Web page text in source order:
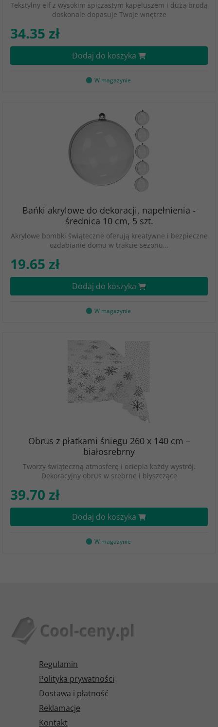
Tekstylny elf z wysokim spiczastym kapeluszem i dużą brodą
doskonale dopasuje Twoje wnętrze
34.35 zł
Dodaj do koszyka
W magazynie
Bańki akrylowe do dekoracji, napełnienia -
średnica 10 cm, 5 szt.
Akrylowe bombki świąteczne oferują kreatywne i bezpieczne
ozdabianie domu w trakcie sezonu…
19.65 zł
Dodaj do koszyka
W magazynie
Obrus z płatkami śniegu 260 x 140 cm –
białosrebrny
Tworzy świąteczną atmosferę i ociepla każdy wystrój.
Dekoracyjny obrus w srebrne i błyszczące
39.70 zł
Dodaj do koszyka
W magazynie
Regulamin
Polityka prywatności
Dostawa i płatność
Reklamacje
Kontakt